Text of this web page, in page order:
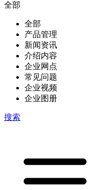
全部
全部
产品管理
新闻资讯
介绍内容
企业网点
常见问题
企业视频
企业图册
搜索